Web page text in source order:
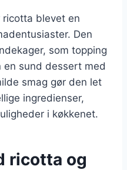
ricotta blevet en
Den
som topping
en sund dessert med
smag gør den let
ingredienser,
i køkkenet.
ricotta og